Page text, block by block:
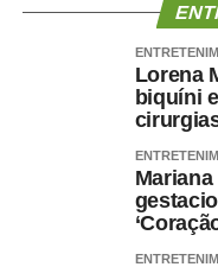
Ao concluir, Maluf
consciência tranquila
decisão aos
rigorosamente aquilo
responder pelas
como decidiram fazê-
Lorena
biquíni